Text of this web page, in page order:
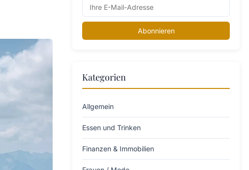
Abonnieren
Kategorien
Allgemein
Essen und Trinken
Finanzen & Immobilien